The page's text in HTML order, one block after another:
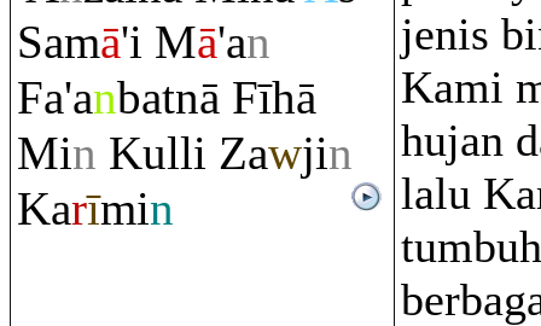
Samā'i Mā'an
Fa'anbatnā Fīhā
Min Kulli Zawjin
Karīmin
jenis
Kami
hujan
lalu